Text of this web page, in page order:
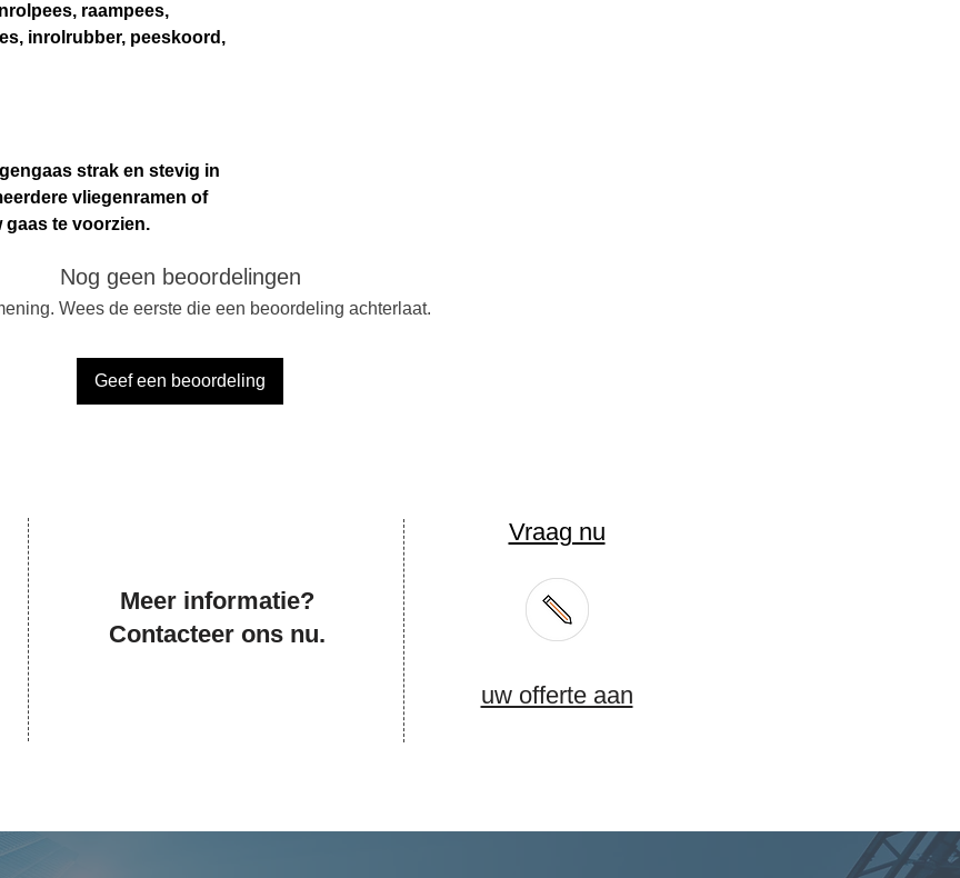
raampees,
inrolrubber, peeskoord,
strak en stevig in
vliegenramen of
gaas te voorzien.
Nog geen beoordelingen
Wees de eerste die een beoordeling achterlaat.
Geef een beoordeling
Meer informatie?
Contacteer ons nu.
Vraag nu
uw offerte aan